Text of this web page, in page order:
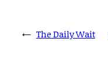
← The Daily Wait